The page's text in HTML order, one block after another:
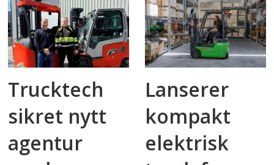
Trucktech
sikret nytt
agentur
Lanserer
kompakt
elektrisk